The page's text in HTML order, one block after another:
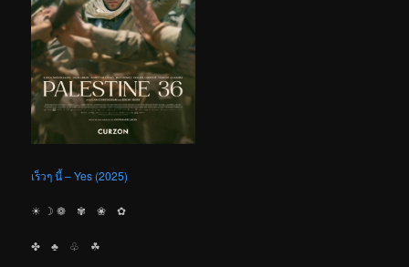
เร็วๆ นี้ – Yes (2025)
☀︎ ☽ ❁ ✾ ❀ ✿
✤ ♣︎ ♧ ☘︎